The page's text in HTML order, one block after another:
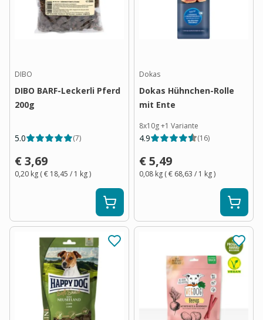
DIBO
DIBO BARF-Leckerli Pferd
200g
5.0 (7)
€ 3,69
0,20 kg (€ 18,45 / 1 kg)
Dokas
Dokas Hühnchen-Rolle
mit Ente
8x10g+1 Variante
4.9 (16)
€ 5,49
0,08 kg (€ 68,63 / 1 kg)